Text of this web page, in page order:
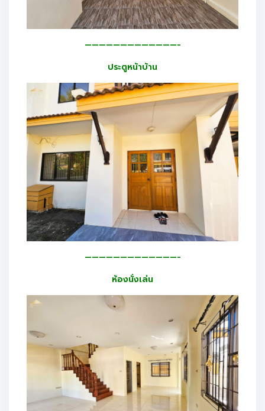
—————————————-
ประตูหน้าบ้าน
—————————————-
ห้องนั่งเล่น